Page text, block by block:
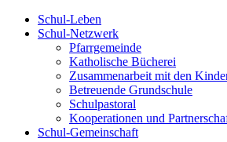
Schul-Leben
Schul-Netzwerk
Pfarrgemeinde
Katholische Bücherei
Zusammenarbeit mit den
Betreuende Grundschule
Schulpastoral
Kooperationen und
Schul-Gemeinschaft